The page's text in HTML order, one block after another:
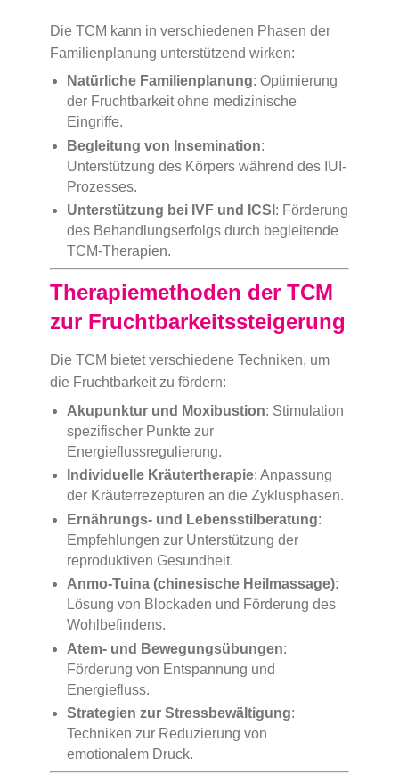
Die TCM kann in verschiedenen Phasen der
Familienplanung unterstützend wirken:
Natürliche Familienplanung: Optimierung
der Fruchtbarkeit ohne medizinische
Eingriffe.
Begleitung von Insemination:
Unterstützung des Körpers während des IUI-
Prozesses.
Unterstützung bei IVF und ICSI : Förderung
des Behandlungserfolgs durch begleitende
TCM-Therapien.
Therapiemethoden der TCM
zur Fruchtbarkeitssteigerung
Die TCM bietet verschiedene Techniken, um
die Fruchtbarkeit zu fördern:
Akupunktur und Moxibustion: Stimulation
spezifischer Punkte zur
Energieflussregulierung.
Individuelle Kräutertherapie: Anpassung
der Kräuterrezepturen an die Zyklusphasen.
Ernährungs- und Lebensstilberatung:
Empfehlungen zur Unterstützung der
reproduktiven Gesundheit.
Anmo-Tuina (chinesische Heilmassage):
Lösung von Blockaden und Förderung des
Wohlbefindens.
Atem- und Bewegungsübungen:
Förderung von Entspannung und
Energiefluss.
Strategien zur Stressbewältigung:
Techniken zur Reduzierung von
emotionalem Druck.